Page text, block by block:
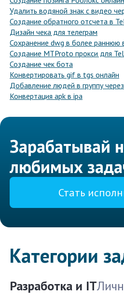
Удалить водяной знак с видео
Создание обратного отсчета в
Дизайн чека для телеграм
Сохранение dwg в более раннюю
Создание MTProto прокси для
Создание чек бота
Конвертировать gif в tgs онлайн
Добавление людей в группу
Конвертация apk в ipa
Зарабатывай
любимых
Стать
Категории
Разработка и IT